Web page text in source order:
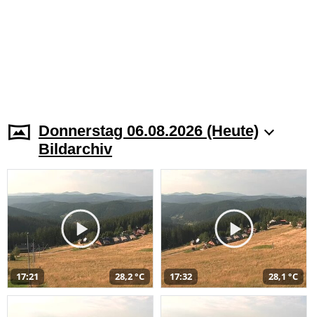
Donnerstag 06.08.2026 (Heute)
Bildarchiv
17:21 28,2 °C 17:32 28,1 °C